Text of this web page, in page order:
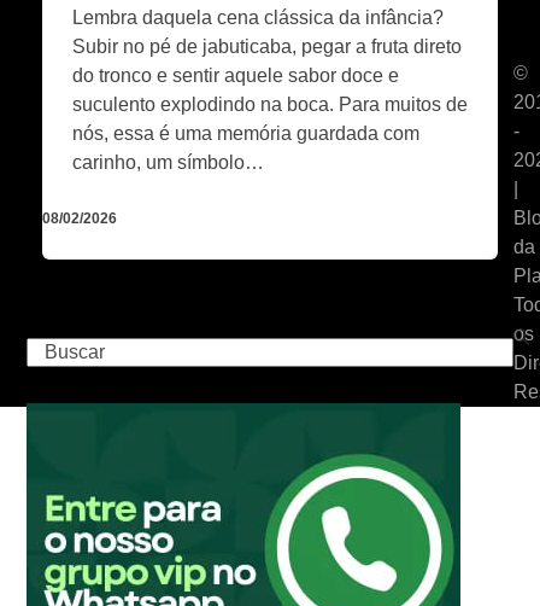
Lembra daquela cena clássica da infância?
Subir no pé de jabuticaba, pegar a fruta direto
do tronco e sentir aquele sabor doce e
suculento explodindo na boca. Para muitos de
nós, essa é uma memória guardada com
carinho, um símbolo…
08/02/2026
Buscar
©
-
da
os